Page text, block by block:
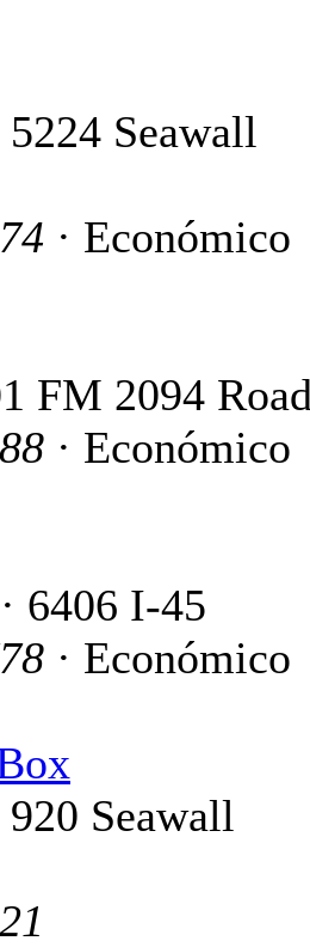
Seawall
· Económico
FM 2094
· Económico
6406 I-45
· Económico
Seawall